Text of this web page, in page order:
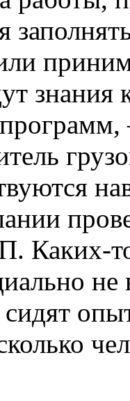
знания
Каких-
сидят